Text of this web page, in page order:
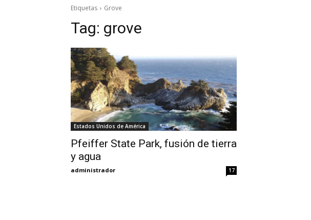
Etiquetas Grove
Tag: grove
Estados Unidos de América
Pfeiffer State Park, fusión de tierra
y agua
administrador 17